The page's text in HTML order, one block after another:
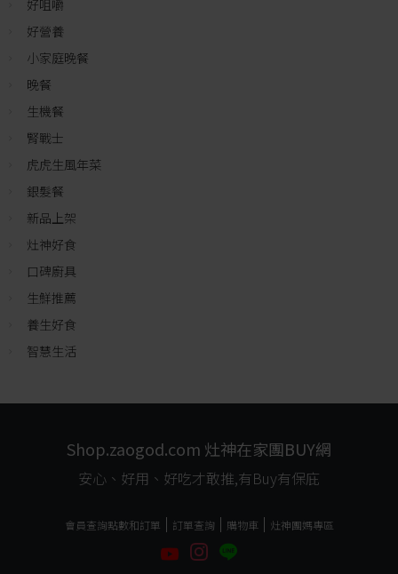
好咀嚼
好營養
小家庭晚餐
晚餐
生機餐
腎戰士
虎虎生風年菜
銀髮餐
新品上架
灶神好食
口碑廚具
生鮮推薦
養生好食
智慧生活
Shop.zaogod.com 灶神在家團BUY網
安心、好用、好吃才敢推,有Buy有保庇
會員查詢點數和訂單 訂單查詢 購物車 灶神團媽專區